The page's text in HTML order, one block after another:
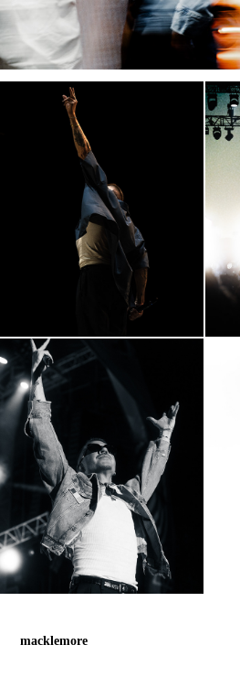
macklemore